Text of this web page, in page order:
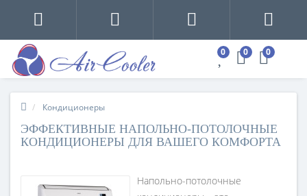
0 0 0
Кондиционеры
ЭФФЕКТИВНЫЕ НАПОЛЬНО-ПОТОЛОЧНЫЕ
КОНДИЦИОНЕРЫ ДЛЯ ВАШЕГО КОМФОРТА
Напольно-потолочные